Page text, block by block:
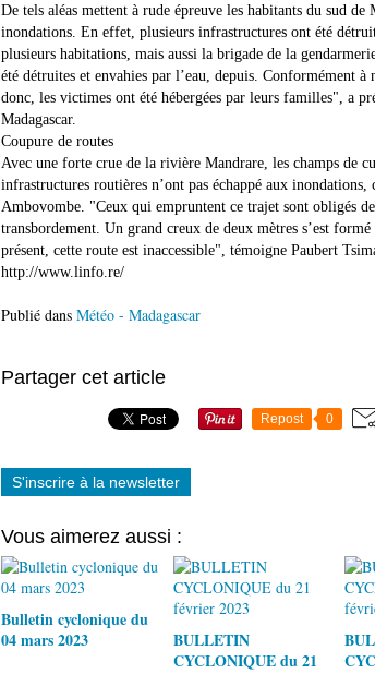
De tels aléas mettent à rude épreuve les habitants du sud de
inondations. En effet, plusieurs infrastructures ont été
plusieurs habitations, mais aussi la brigade de la
été détruites et envahies par l’eau, depuis. Conformément
donc, les victimes ont été hébergées par leurs familles", a
Madagascar.
Coupure de routes
Avec une forte crue de la rivière Mandrare, les champs de
infrastructures routières n’ont pas échappé aux
Ambovombe. "Ceux qui empruntent ce trajet sont obligés
transbordement. Un grand creux de deux mètres s’est
présent, cette route est inaccessible", témoigne Paubert
http://www.linfo.re/
Publié dans Météo - Madagascar
Partager cet article
Repost 0
S'inscrire à la newsletter
Vous aimerez aussi :
Bulletin cyclonique du
04 mars 2023
BULLETIN
CYCLONIQUE du 21